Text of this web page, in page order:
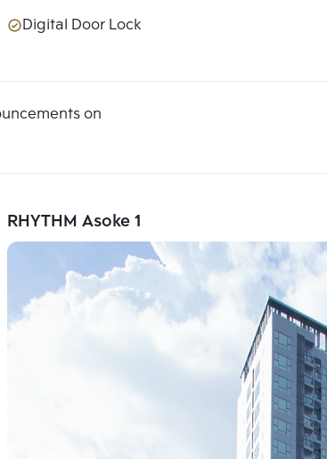
Digital Door Lock
on
RHYTHM Asoke 1